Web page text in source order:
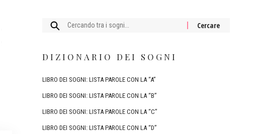
Cercare:
DIZIONARIO DEI SOGNI
LIBRO DEI SOGNI: LISTA PAROLE CON LA “A”
LIBRO DEI SOGNI: LISTA PAROLE CON LA “B”
LIBRO DEI SOGNI: LISTA PAROLE CON LA “C”
LIBRO DEI SOGNI: LISTA PAROLE CON LA “D”